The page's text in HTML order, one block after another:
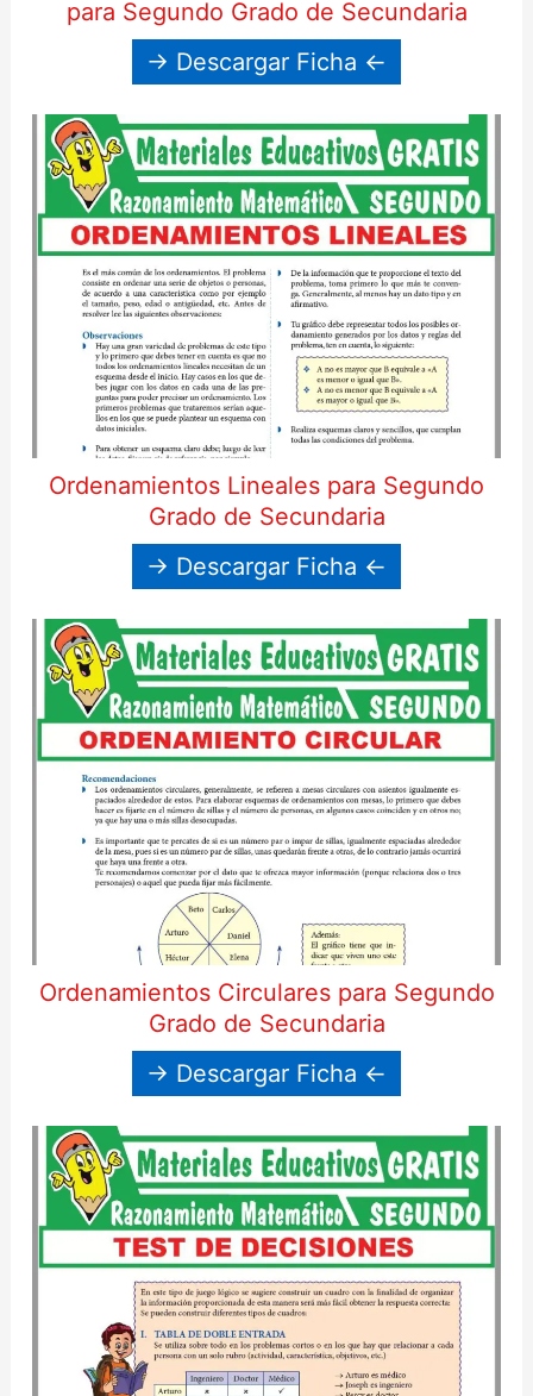
para Segundo Grado de Secundaria
→ Descargar Ficha ←
Ordenamientos Lineales para Segundo
Grado de Secundaria
→ Descargar Ficha ←
Ordenamientos Circulares para Segundo
Grado de Secundaria
→ Descargar Ficha ←